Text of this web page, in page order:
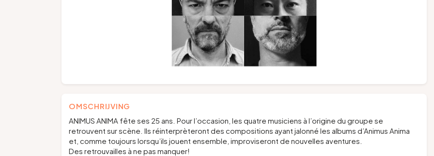
OMSCHRIJVING
ANIMUS ANIMA fête ses 25 ans. Pour l’occasion, les quatre musiciens à l’origine du groupe se
retrouvent sur scène. Ils réinterprèteront des compositions ayant jalonné les albums d’Animus Anima
et, comme toujours lorsqu’ils jouent ensemble, improviseront de nouvelles aventures.
Des retrouvailles à ne pas manquer!